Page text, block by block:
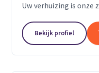
Uw verhuizing is onze
Bekijk profiel